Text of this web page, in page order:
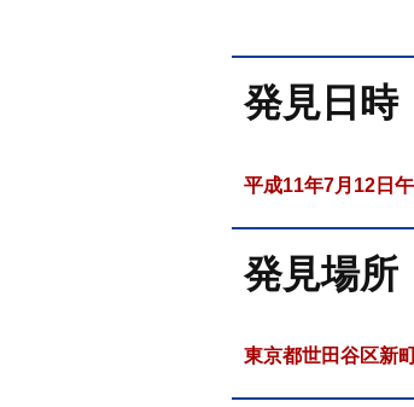
発見日時
平成11年7月12日
発見場所
東京都世田谷区新